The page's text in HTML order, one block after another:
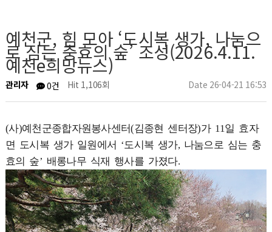
예천군, 힘 모아 ‘도시복 생가, 나눔으
로 심는 충효의 숲’ 조성(2026.4.11.
예천e희망뉴스)
관리자 0건 Hit 1,106회 Date 26-04-21 16:53
(사)예천군종합자원봉사센터(김종현 센터장)가 11일 효자
면 도시복 생가 일원에서 ‘도시복 생가, 나눔으로 심는 충
효의 숲’ 배롱나무 식재 행사를 가졌다.